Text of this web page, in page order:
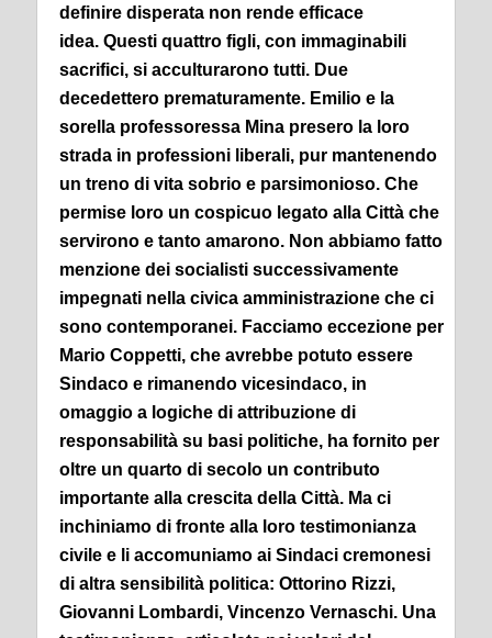
definire disperata non rende efficace
idea. Questi quattro figli, con immaginabili
sacrifici, si acculturarono tutti. Due
decedettero prematuramente. Emilio e la
sorella professoressa Mina presero la loro
strada in professioni liberali, pur mantenendo
un treno di vita sobrio e parsimonioso. Che
permise loro un cospicuo legato alla Città che
servirono e tanto amarono. Non abbiamo fatto
menzione dei socialisti successivamente
impegnati nella civica amministrazione che ci
sono contemporanei. Facciamo eccezione per
Mario Coppetti, che avrebbe potuto essere
Sindaco e rimanendo vicesindaco, in
omaggio a logiche di attribuzione di
responsabilità su basi politiche, ha fornito per
oltre un quarto di secolo un contributo
importante alla crescita della Città. Ma ci
inchiniamo di fronte alla loro testimonianza
civile e li accomuniamo ai Sindaci cremonesi
di altra sensibilità politica: Ottorino Rizzi,
Giovanni Lombardi, Vincenzo Vernaschi. Una